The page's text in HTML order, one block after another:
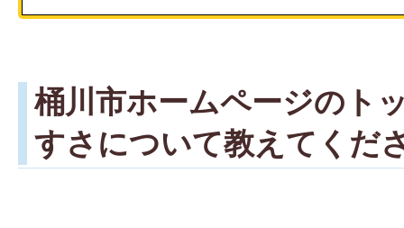
桶川市ホームページのト
すさについて教えてくだ